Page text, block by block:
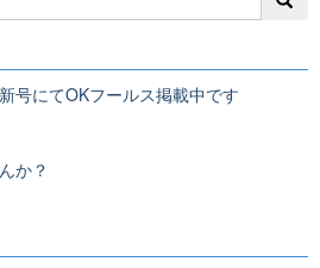
号にてOKフールス掲載中です
か？